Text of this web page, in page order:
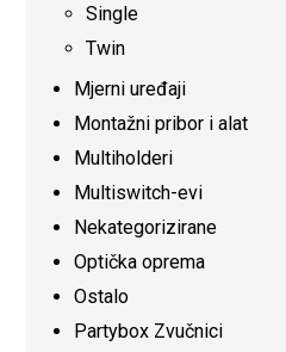
Single
Twin
Mjerni uređaji
Montažni pribor i alat
Multiholderi
Multiswitch-evi
Nekategorizirane
Optička oprema
Ostalo
Partybox Zvučnici